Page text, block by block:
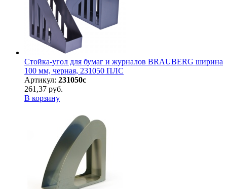
Стойка-угол для бумаг и журналов BRAUBERG ширина
100 мм, черная, 231050 ПЛС
Артикул: 231050с
261,37 руб.
В корзину